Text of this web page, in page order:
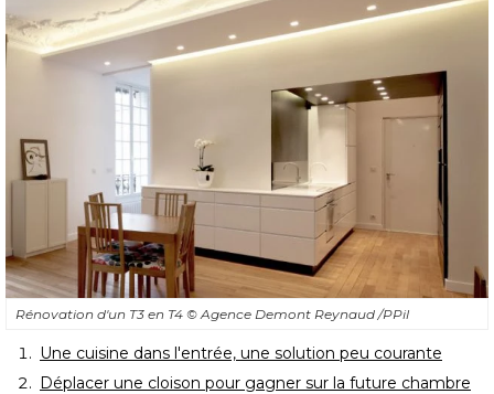
Rénovation d'un T3 en T4 © Agence Demont Reynaud /PPil
Une cuisine dans l'entrée, une solution peu courante
Déplacer une cloison pour gagner sur la future chambre